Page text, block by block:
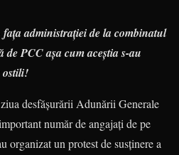
administrației de la combinatul
PCC așa cum aceștia s-au
ostili!
desfășurării Adunării Generale
număr de angajați de pe
organizat un protest de susținere a